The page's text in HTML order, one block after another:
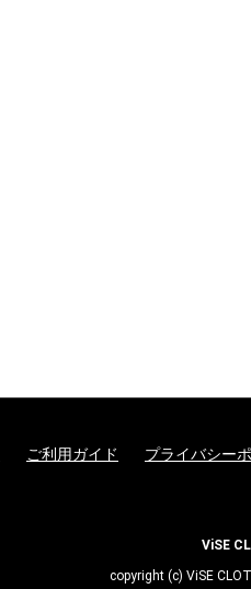
ご利用ガイド プライバシー
ViSE
copyright (c) ViSE